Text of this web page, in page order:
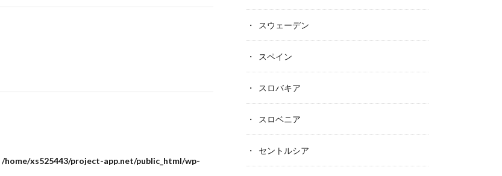
/home/xs525443/project-app.net/public_html/wp-
スウェーデン
スペイン
スロバキア
スロベニア
セントルシア